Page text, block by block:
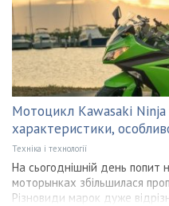
Мотоцикл Kawasaki Ninja
характеристики,
Техніка і технології
На сьогоднішній день попит
моторынках збільшилася
Різновиди марок дуже